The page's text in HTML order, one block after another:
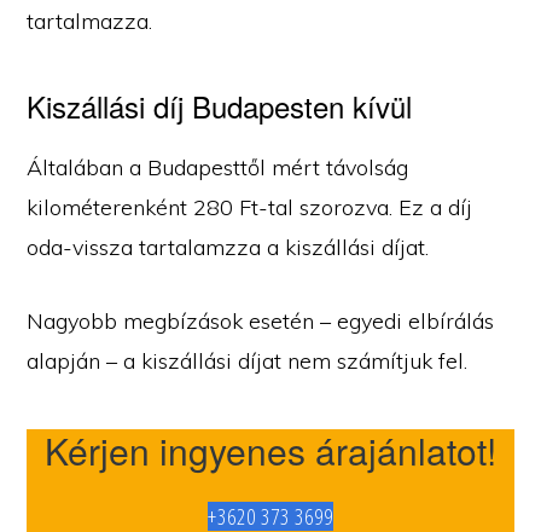
tartalmazza.
Kiszállási díj Budapesten kívül
Általában a Budapesttől mért távolság
kilométerenként 280 Ft-tal szorozva. Ez a díj
oda-vissza tartalamzza a kiszállási díjat.
Nagyobb megbízások esetén – egyedi elbírálás
alapján – a kiszállási díjat nem számítjuk fel.
Kérjen ingyenes árajánlatot!
+3620 373 3699